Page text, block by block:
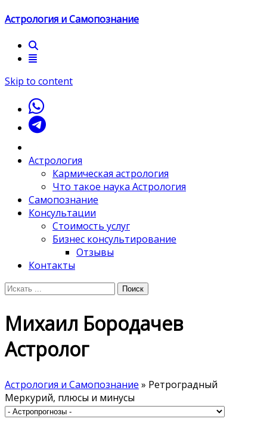
Астрология и Самопознание
Skip to content
Астрология
Кармическая астрология
Что такое наука Астрология
Самопознание
Консультации
Стоимость услуг
Бизнес консультирование
Отзывы
Контакты
Михаил Бородачев
Астролог
Астрология и Самопознание » Ретроградный
Меркурий, плюсы и минусы